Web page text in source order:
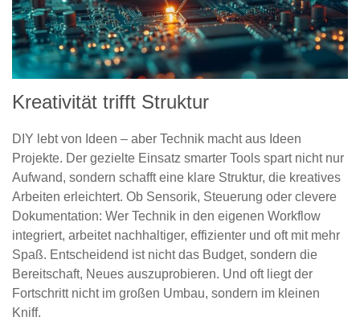
Kreativität trifft Struktur
DIY lebt von Ideen – aber Technik macht aus Ideen
Projekte. Der gezielte Einsatz smarter Tools spart nicht nur
Aufwand, sondern schafft eine klare Struktur, die kreatives
Arbeiten erleichtert. Ob Sensorik, Steuerung oder clevere
Dokumentation: Wer Technik in den eigenen Workflow
integriert, arbeitet nachhaltiger, effizienter und oft mit mehr
Spaß. Entscheidend ist nicht das Budget, sondern die
Bereitschaft, Neues auszuprobieren. Und oft liegt der
Fortschritt nicht im großen Umbau, sondern im kleinen
Kniff.